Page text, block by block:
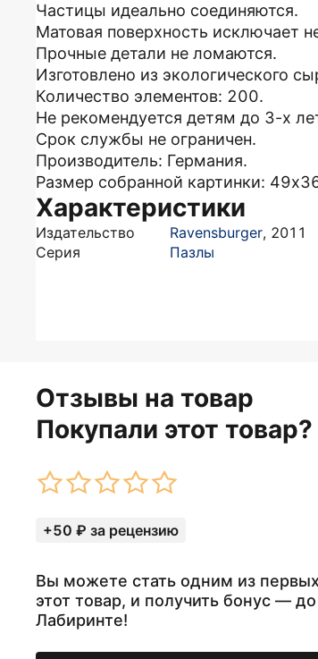
Частицы идеально соединяются.
Матовая поверхность исключает
Прочные детали не ломаются.
Изготовлено из экологического
Количество элементов: 200.
Не рекомендуется детям до 3-х
Срок службы не ограничен.
Производитель: Германия.
Размер собранной картинки:
Характеристики
Издательство Ravensburger, 2011
Серия
Пазлы
Отзывы на товар
Покупали этот
+50 ₽ за рецензию
Вы можете стать одним из
этот товар, и получить бонус —
Лабиринте!